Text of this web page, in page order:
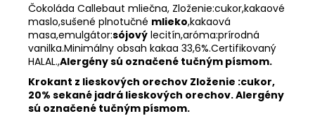
Čokoláda Callebaut mliečna, Zloženie:cukor,kakaové
maslo,sušené plnotučné mlieko,kakaová
masa,emulgátor:sójový lecitín,aróma:prírodná
vanilka.Minimálny obsah kakaa 33,6%.Certifikovaný
HALAL.,Alergény sú označené tučným písmom.
Krokant z lieskových orechov Zloženie :cukor,
20% sekané jadrá lieskových orechov. Alergény
sú označené tučným písmom.